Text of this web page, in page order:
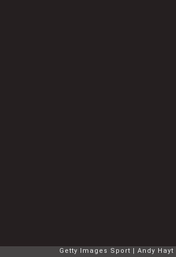
Getty Images Sport Andy Hayt